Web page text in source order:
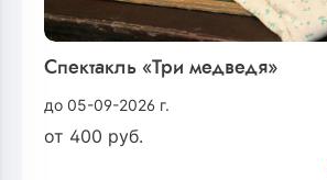
Спектакль «Три медведя»
до 05-09-2026 г.
от 400 руб.